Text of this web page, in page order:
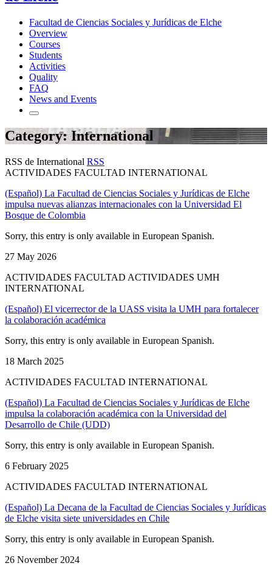
Facultad de Ciencias Sociales y Jurídicas de Elche
Overview
Courses
Students
Activities
Quality
FAQ
News and Events
Category: International
RSS de International RSS
ACTIVIDADES FACULTAD INTERNATIONAL
(Español) La Facultad de Ciencias Sociales y Jurídicas de Elche
impulsa nuevas alianzas internacionales con la Universidad El
Bosque de Colombia
Sorry, this entry is only available in European Spanish.
27 May 2026
ACTIVIDADES FACULTAD ACTIVIDADES UMH
INTERNATIONAL
(Español) El vicerrector de la UASS visita la UMH para fortalecer
la colaboración académica
Sorry, this entry is only available in European Spanish.
18 March 2025
ACTIVIDADES FACULTAD INTERNATIONAL
(Español) La Facultad de Ciencias Sociales y Jurídicas de Elche
impulsa la colaboración académica con la Universidad del
Desarrollo de Chile (UDD)
Sorry, this entry is only available in European Spanish.
6 February 2025
ACTIVIDADES FACULTAD INTERNATIONAL
(Español) La Decana de la Facultad de Ciencias Sociales y Jurídicas
de Elche visita siete universidades en Chile
Sorry, this entry is only available in European Spanish.
26 November 2024